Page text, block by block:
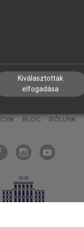
GYIK BLOG RÓLUNK
Kiválasztottak
elfogadása